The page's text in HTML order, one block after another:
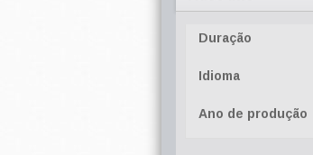
Duração
Idioma
Ano de produção